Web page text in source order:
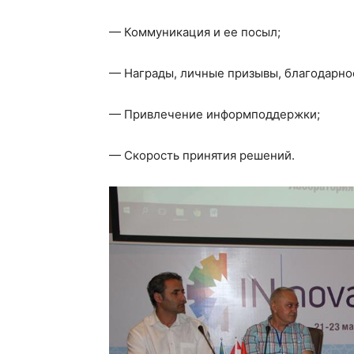
— Коммуникация и ее посыл;
— Награды, личные призывы,
— Привлечение информподдержки;
— Скорость принятия решений.